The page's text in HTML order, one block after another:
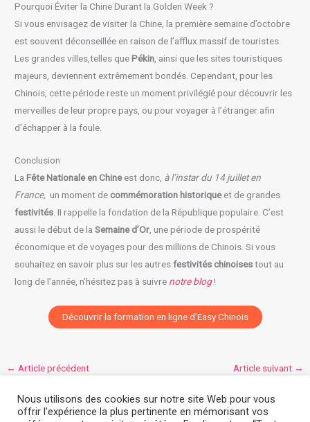
Pourquoi Éviter la Chine Durant la Golden Week ?
Si vous envisagez de visiter la Chine, la première semaine d’octobre
est souvent déconseillée en raison de l’afflux massif de touristes.
Les grandes villes,telles quePékin, ainsi que les sites touristiques
majeurs, deviennent extrêmement bondés. Cependant, pour les
Chinois, cette période reste un moment privilégié pour découvrir les
merveilles de leur propre pays, ou pour voyager à l’étranger afin
d’échapper à la foule.
Conclusion
LaFête Nationale en Chineest donc, à l’instar du 14 juillet en
France,un moment de commémoration historiqueet de grandes
festivités. II rappelle la fondation de la République populaire. C’est
aussi le début de laSemaine d’Or, une période de prospérité
économique et de voyages pour des millions de Chinois. Si vous
souhaitez en savoir plus sur les autresfestivités chinoisestout au
long de l’année, n’hésitez pas à suivre notre blog!
Découvrir la formation en ligne d’Easy Chinois
← Article précédent Article suivant →
Nous utilisons des cookies sur notre site Web pour vous
offrir l'expérience la plus pertinente en mémorisant vos